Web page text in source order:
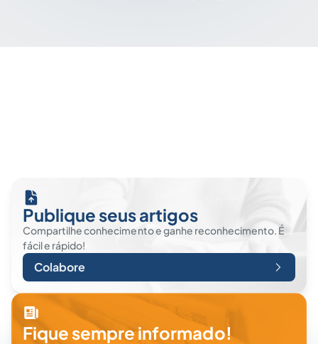
Publique seus artigos
Compartilhe conhecimento e ganhe reconhecimento. É
fácil e rápido!
Colabore
Fique sempre informado!